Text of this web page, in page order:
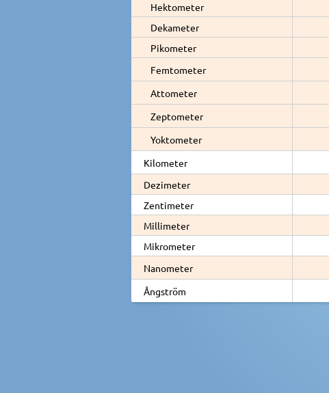
Hektometer
Dekameter
Pikometer
Femtometer
Attometer
Zeptometer
Yoktometer
Kilometer
Dezimeter
Zentimeter
Millimeter
Mikrometer
Nanometer
Ångström